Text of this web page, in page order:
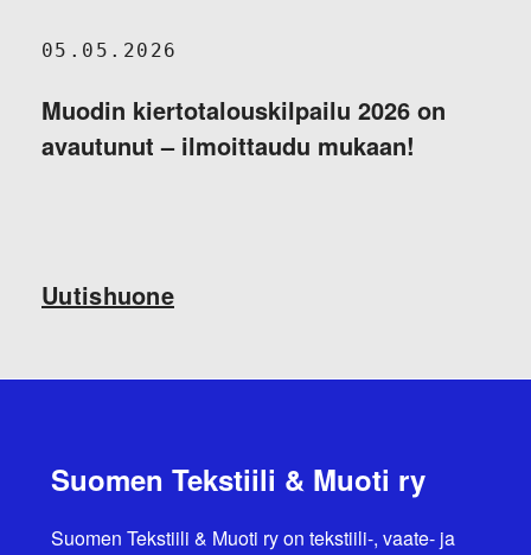
05.05.2026
Muodin kiertotalouskilpailu 2026 on
avautunut – ilmoittaudu mukaan!
Uutishuone
Suomen Tekstiili & Muoti ry
Suomen Tekstiili & Muoti ry on tekstiili-, vaate- ja